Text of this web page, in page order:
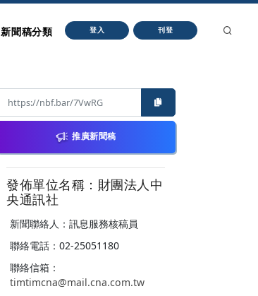
新聞稿分類 登入 刊登
推廣新聞稿
發佈單位名稱：財團法人中
央通訊社
新聞聯絡人：訊息服務核稿員
聯絡電話：02-25051180
聯絡信箱：
timtimcna@mail.cna.com.tw